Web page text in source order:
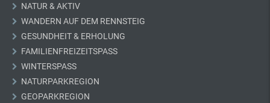
NATUR & AKTIV
WANDERN AUF DEM RENNSTEIG
GESUNDHEIT & ERHOLUNG
FAMILIENFREIZEITSPASS
WINTERSPASS
NATURPARKREGION
GEOPARKREGION